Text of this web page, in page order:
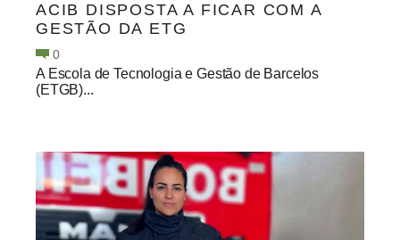
ACIB DISPOSTA A FICAR COM A
GESTÃO DA ETG
0
A Escola de Tecnologia e Gestão de Barcelos
(ETGB)...